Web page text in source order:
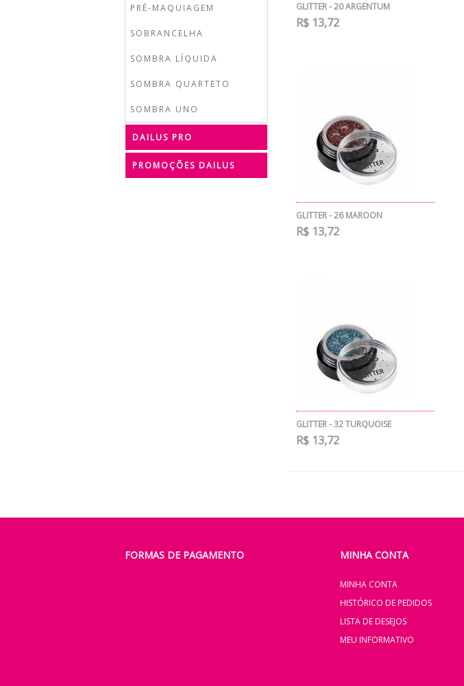
PRÉ-MAQUIAGEM
SOBRANCELHA
SOMBRA LÍQUIDA
SOMBRA QUARTETO
SOMBRA UNO
DAILUS PRO
PROMOÇÕES DAILUS
GLITTER - 20 ARGENTUM
R$ 13,72
GLITTER - 26 MAROON
R$ 13,72
GLITTER - 32 TURQUOISE
R$ 13,72
FORMAS DE PAGAMENTO MINHA CONTA
MINHA CONTA
HISTÓRICO DE PEDIDOS
LISTA DE DESEJOS
MEU INFORMATIVO